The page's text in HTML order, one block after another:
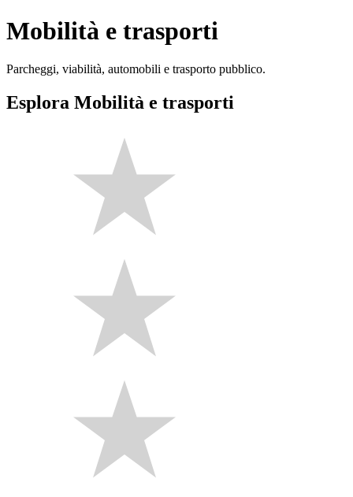
Mobilità e trasporti
Parcheggi, viabilità, automobili e trasporto pubblico.
Esplora Mobilità e trasporti